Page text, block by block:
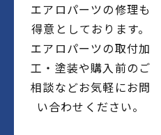
エアロパーツの修理も
得意としております。
エアロパーツの取付加
工・塗装や購入前のご
相談などお気軽にお問
い合わせください。